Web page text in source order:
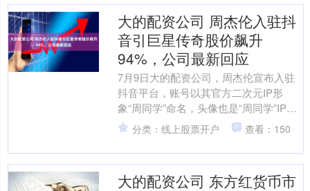
大的配资公司 周杰伦入驻抖
音引巨星传奇股价飙升
94%，公司最新回应
7月9日大的配资公司，周杰伦宣布入驻
抖音平台，账号以其官方二次元IP形
象“周同学”命名，头像也是“周同学”IP化
身，认证身份为歌手。受该消息的提
振，“周杰伦概念....
分类：线上股票开户 查看：150
大的配资公司 东方红货币市